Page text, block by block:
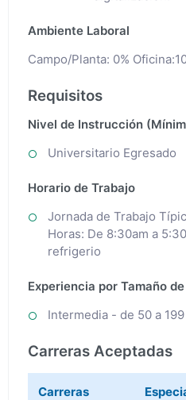
Ambiente Laboral
Campo/Planta: 0%
Requisitos
Nivel de Instrucción
Universitario Egresado
Horario de Trabajo
Jornada de Trabajo
Horas: De 8:30am a
refrigerio
Experiencia por Tamaño
Intermedia - de 50 a
Carreras Aceptadas
Carreras